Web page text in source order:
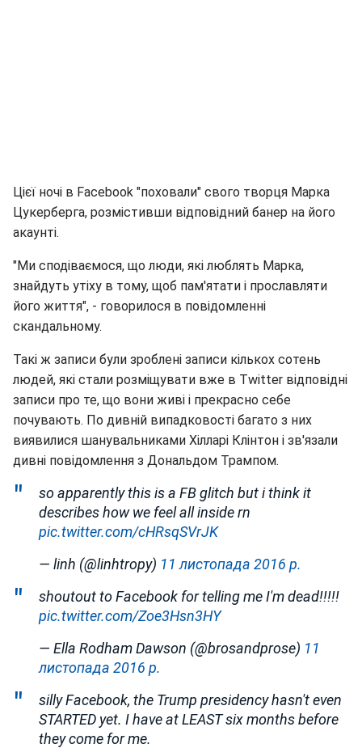
Цієї ночі в Facebook "поховали" свого творця Марка
Цукерберга, розмістивши відповідний банер на його
акаунті.
"Ми сподіваємося, що люди, які люблять Марка,
знайдуть утіху в тому, щоб пам'ятати і прославляти
його життя", - говорилося в повідомленні
скандальному.
Такі ж записи були зроблені записи кількох сотень
людей, які стали розміщувати вже в Twitter відповідні
записи про те, що вони живі і прекрасно себе
почувають. По дивній випадковості багато з них
виявилися шанувальниками Хілларі Клінтон і зв'язали
дивні повідомлення з Дональдом Трампом.
so apparently this is a FB glitch but i think it
describes how we feel all inside rn
pic.twitter.com/cHRsqSVrJK
— linh (@linhtropy) 11 листопада 2016 р.
shoutout to Facebook for telling me I'm dead!!!!!
pic.twitter.com/Zoe3Hsn3HY
— Ella Rodham Dawson (@brosandprose) 11
листопада 2016 р.
silly Facebook, the Trump presidency hasn't even
STARTED yet. I have at LEAST six months before
they come for me.